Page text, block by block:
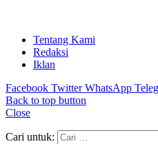
Tentang Kami
Redaksi
Iklan
Facebook Twitter WhatsApp
Back to top button
Close
Cari untuk: